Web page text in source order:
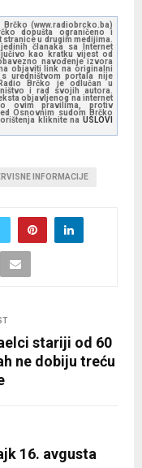
(www.radiobrcko.ba)
dopušta ograničeno i
u drugim medijima.
članaka sa Internet
kao kratku vijest od
navođenje izvora
objaviti link na originalni
uredništvom portala nije
Brčko je odlučan u
i rad svojih autora.
objavljenog na internet
ovim pravilima, protiv
Osnovnim sudom Brčko
kliknite na USLOVI
INFORMACIJE
stariji od 60
ne dobiju treću
16. avgusta